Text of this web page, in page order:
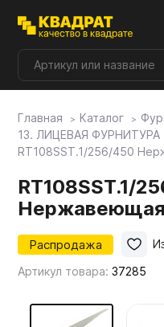
Плитные материалы
Мой ЭГГЕР
Главная Каталог
13. ЛИЦЕВАЯ ФУРНИТУРА
RT108SST.1/256/450
RT108SST.1/
Нержавеющая
Распродажа
Артикул товара:37285